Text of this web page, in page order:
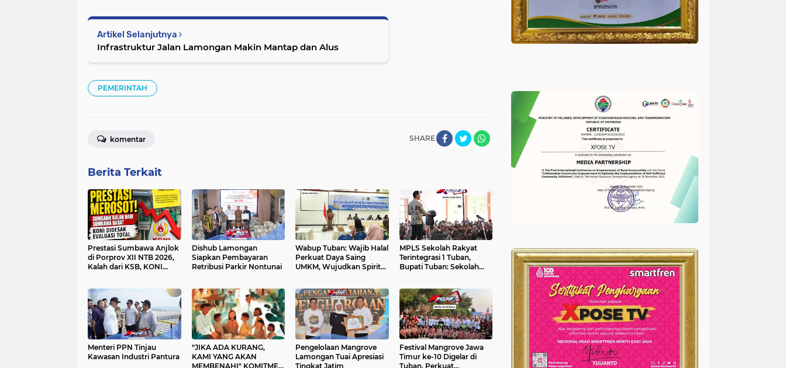
Artikel Selanjutnya
Infrastruktur Jalan Lamongan Makin Mantap dan Alus
PEMERINTAH
SHARE
komentar
Berita Terkait
Prestasi Sumbawa Anjlok
di Porprov XII NTB 2026,
Kalah dari KSB, KONI
Dishub Lamongan
Siapkan Pembayaran
Retribusi Parkir Nontunai
Wabup Tuban: Wajib Halal
Perkuat Daya Saing
UMKM, Wujudkan Spirit
MPLS Sekolah Rakyat
Terintegrasi 1 Tuban,
Bupati Tuban: Sekolah
Menteri PPN Tinjau
Kawasan Industri Pantura
"JIKA ADA KURANG,
KAMI YANG AKAN
MEMBENAHI" KOMITMEN
Pengelolaan Mangrove
Lamongan Tuai Apresiasi
Tingkat Jatim
Festival Mangrove Jawa
Timur ke-10 Digelar di
Tuban, Perkuat